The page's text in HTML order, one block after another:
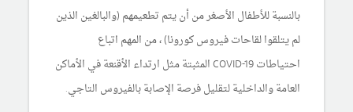
بالنسبة للأطفال الأصغر من أن يتم تطعيمهم (والبالغين الذين
لم يتلقوا لقاحات فيروس كورونا) ، من المهم اتباع
احتياطات COVID-19 المثبتة مثل ارتداء الأقنعة في الأماكن
العامة والداخلية لتقليل فرصة الإصابة بالفيروس التاجي.